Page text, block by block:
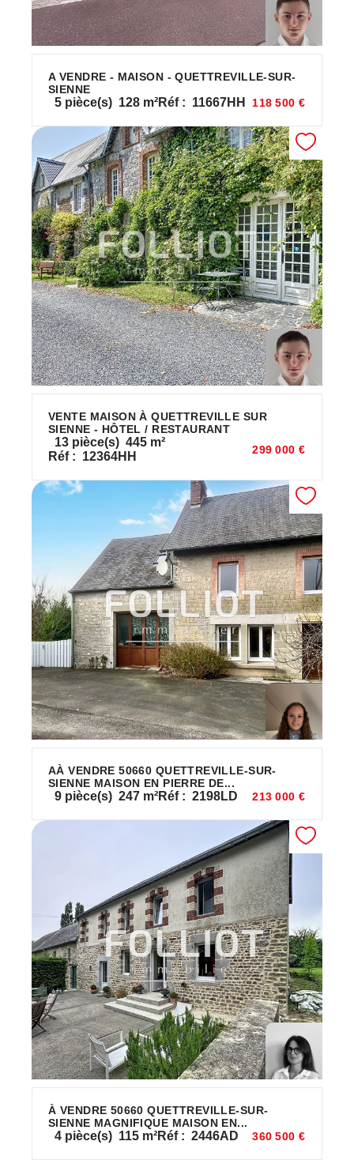
A VENDRE - MAISON - QUETTREVILLE-SUR-
SIENNE
5 pièce(s) 128 m²Réf : 11667HH 118 500 €
VENTE MAISON À QUETTREVILLE SUR
SIENNE - HÔTEL / RESTAURANT
13 pièce(s) 445 m²
Réf : 12364HH 299 000 €
AÀ VENDRE 50660 QUETTREVILLE-SUR-
SIENNE MAISON EN PIERRE DE...
9 pièce(s) 247 m²Réf : 2198LD 213 000 €
À VENDRE 50660 QUETTREVILLE-SUR-
SIENNE MAGNIFIQUE MAISON EN...
4 pièce(s) 115 m²Réf : 2446AD 360 500 €